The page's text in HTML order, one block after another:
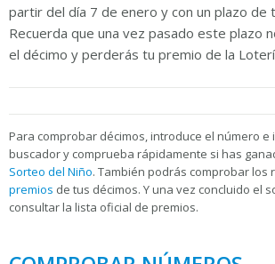
partir del día 7 de enero y con un plazo de
Recuerda que una vez pasado este plazo
el décimo y perderás tu premio de la
Para comprobar décimos, introduce el número e
buscador y comprueba rápidamente si has
Sorteo del Niño. También podrás comprobar los
premios de tus décimos. Y una vez concluido el
consultar la lista oficial de premios.